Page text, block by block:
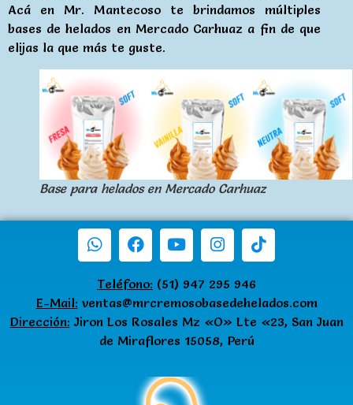
Acá en Mr. Mantecoso te brindamos múltiples
bases de helados en Mercado Carhuaz a fin de que
elijas la que más te guste.
Base para helados en Mercado Carhuaz
Teléfono: (51) 947 295 946
E-Mail: ventas@mrcremosobasedehelados.com
Dirección: Jiron Los Rosales Mz «O» Lte «23, San Juan
de Miraflores 15058, Perú